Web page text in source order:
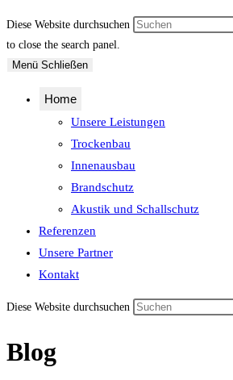
Diese Website durchsuchen
to close the search panel.
Menü Schließen
Home
Unsere Leistungen
Trockenbau
Innenausbau
Brandschutz
Akustik und Schallschutz
Referenzen
Unsere Partner
Kontakt
Diese Website durchsuchen
Blog